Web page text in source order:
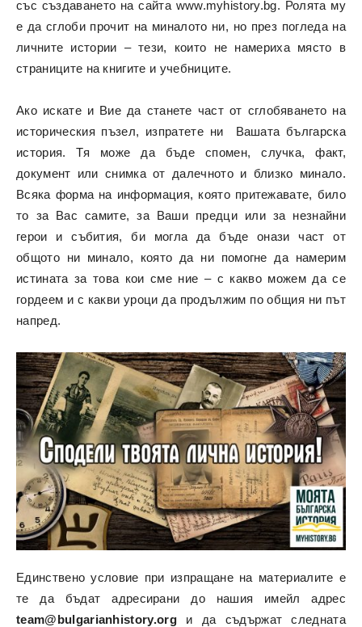
със създаването на сайтаwww.myhistory.bg. Ролята му
е да сглоби прочит на миналото ни, но през погледа на
личните истории – тези, които не намериха място в
страниците на книгите и учебниците.
Ако искате и Вие да станете част от сглобяването на
историческия пъзел, изпратете ни Вашата българска
история. Тя може да бъде спомен, случка, факт,
документ или снимка от далечното и близко минало.
Всяка форма на информация, която притежавате, било
то за Вас самите, за Ваши предци или за незнайни
герои и събития, би могла да бъде онази част от
общото ни минало, която да ни помогне да намерим
истината за това кои сме ние – с какво можем да се
гордеем и с какви уроци да продължим по общия ни път
напред.
Единствено условие при изпращане на материалите е
те да бъдат адресирани до нашия имейл адрес
team@bulgarianhistory.org и да съдържат следната